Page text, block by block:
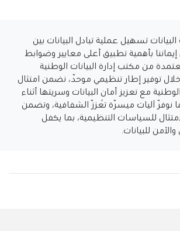
تسهيل عملية تبادل البيانات بين
بأهمية تطبيق أعلى معايير وضوابط
من مكتب إدارة البيانات الوطنية
توفير إطار تنظيمي موحّد، نضمن امتثال
مع تعزيز أمان البيانات وسريتها أثناء
نوفّر آليات ميسّرة تُعزّز الشفافية، وتضمن
للسياسات التنظيمية، بما يكفل
للبيانات.